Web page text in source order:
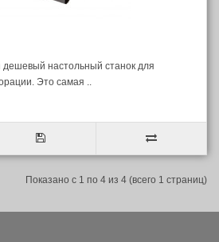
дешевый настольный станок для
Это самая ..
Показано с 1 по 4 из 4 (всего 1 страниц)